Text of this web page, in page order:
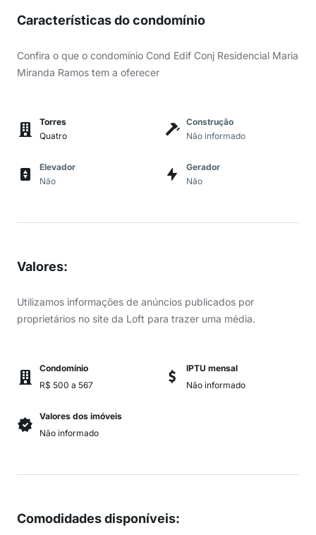
Características do condomínio
Confira o que o condomínio Cond Edif Conj Residencial Maria
Miranda Ramos tem a oferecer
Torres
Quatro
Construção
Não informado
Elevador
Não
Gerador
Não
Valores:
Utilizamos informações de anúncios publicados por
proprietários no site da Loft para trazer uma média.
Condomínio
R$ 500 a 567
IPTU mensal
Não informado
Valores dos imóveis
Não informado
Comodidades disponíveis: